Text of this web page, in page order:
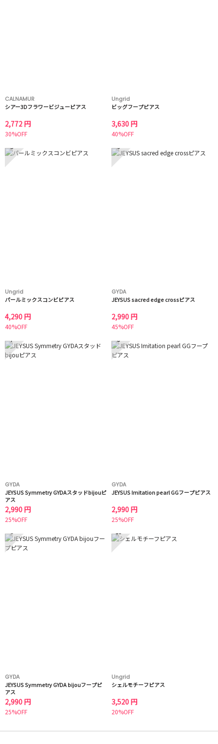
CALNAMUR
シアー3Dフラワービジューピアス
2,772 円
30%OFF
Ungrid
ビッグフープピアス
3,630 円
40%OFF
5
Ungrid
パールミックスコンビピアス
4,290 円
40%OFF
6
GYDA
JEYSUS sacred edge crossピアス
2,990 円
45%OFF
7
GYDA
JEYSUS Symmetry GYDAスタッドbijouピ
アス
2,990 円
25%OFF
8
GYDA
JEYSUS Imitation pearl GGフープピアス
2,990 円
25%OFF
9
GYDA
JEYSUS Symmetry GYDA bijouフープピ
アス
2,990 円
25%OFF
10
Ungrid
シェルモチーフピアス
3,520 円
20%OFF